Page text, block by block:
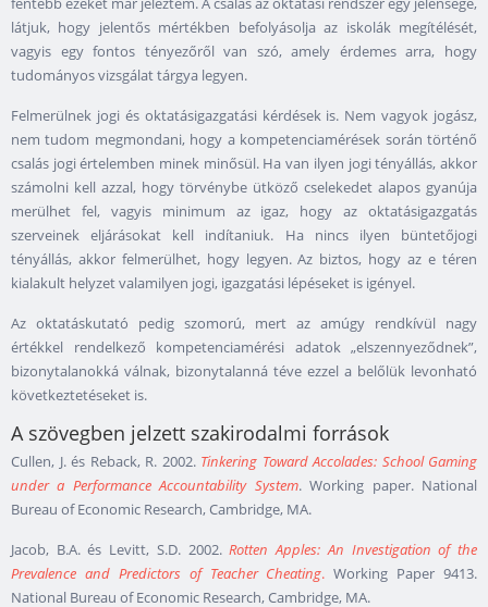
látjuk, hogy jelentős mértékben befolyásolja az iskolák megítélését,
vagyis egy fontos tényezőről van szó, amely érdemes arra, hogy
tudományos vizsgálat tárgya legyen.
Felmerülnek jogi és oktatásigazgatási kérdések is. Nem vagyok jogász,
nem tudom megmondani, hogy a kompetenciamérések során történő
csalás jogi értelemben minek minősül. Ha van ilyen jogi tényállás, akkor
számolni kell azzal, hogy törvénybe ütköző cselekedet alapos gyanúja
merülhet fel, vagyis minimum az igaz, hogy az oktatásigazgatás
szerveinek eljárásokat kell indítaniuk. Ha nincs ilyen büntetőjogi
tényállás, akkor felmerülhet, hogy legyen. Az biztos, hogy az e téren
kialakult helyzet valamilyen jogi, igazgatási lépéseket is igényel.
Az oktatáskutató pedig szomorú, mert az amúgy rendkívül nagy
értékkel rendelkező kompetenciamérési adatok „elszennyeződnek”,
bizonytalanokká válnak, bizonytalanná téve ezzel a belőlük levonható
következtetéseket is.
A szövegben jelzett szakirodalmi források
Cullen, J. és Reback, R. 2002. Tinkering Toward Accolades: School Gaming
under a Performance Accountability System. Working paper. National
Bureau of Economic Research, Cambridge, MA.
Jacob, B.A. és Levitt, S.D. 2002.Rotten Apples: An Investigation of the
Prevalence and Predictors of Teacher Cheating. Working Paper 9413.
National Bureau of Economic Research, Cambridge, MA.